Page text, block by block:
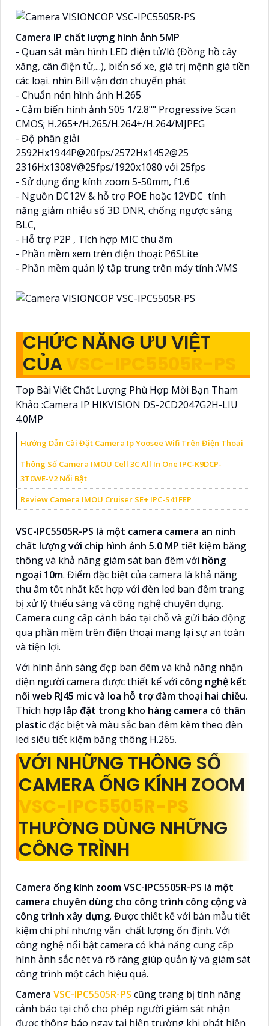
Camera IP chất lượng hình ảnh 5MP
- Quan sát màn hình LED điện tử/lô (Đồng hồ cây
xăng, cân điện tử,...), biển số xe, giá trị mệnh giá tiền
các loại. nhìn Bill vận đơn chuyển phát
- Chuẩn nén hình ảnh H.265
- Cảm biến hình ảnh S05 1/2.8"" Progressive Scan
CMOS; H.265+/H.265/H.264+/H.264/MJPEG
- Độ phân giải
2592Hx1944P@20fps/2572Hx1452@25
2316Hx1308V@25fps/1920x1080 với 25fps
- Sử dụng ống kính zoom 5-50mm, f1.6
- Nguồn DC12V & hỗ trợ POE hoặc 12VDC tính
năng giảm nhiễu số 3D DNR, chống ngược sáng
BLC,
- Hỗ trợ P2P , Tích hợp MIC thu âm
- Phần mềm xem trên điện thoại: P6SLite
- Phần mềm quản lý tập trung trên máy tính :VMS
CHỨC NĂNG ƯU VIỆT
CỦA
Top Bài Viết Chất Lượng Phù Hợp Mời Bạn Tham
Khảo :Camera IP HIKVISION DS-2CD2047G2H-LIU
4.0MP
Hướng Dẫn Cài Đặt Camera Ip Yoosee Wifi Trên Điện Thoại
Thông Số Camera IMOU Cell 3C All In One IPC-K9DCP-
3T0WE-V2 Nổi Bật
Review Camera IMOU Cruiser SE+ IPC-S41FEP
VSC-IPC5505R-PS là một camera camera an ninh
chất lượng với chip hình ảnh 5.0 MP tiết kiệm băng
thông và khả năng giám sát ban đêm với hồng
ngoại 10m. Điểm đặc biệt của camera là khả năng
thu âm tốt nhất kết hợp với đèn led ban đêm trang
bị xử lý thiếu sáng và công nghệ chuyên dụng.
Camera cung cấp cảnh báo tại chỗ và gửi báo động
qua phần mềm trên điện thoại mang lại sự an toàn
và tiện lợi.
Với hình ảnh sáng đẹp ban đêm và khả năng nhận
diện người camera được thiết kế với công nghệ kết
nối web RJ45 mic và loa hỗ trợ đàm thoại hai chiều.
Thích hợp lắp đặt trong kho hàng camera có thân
plastic đặc biệt và màu sắc ban đêm kèm theo đèn
led siêu tiết kiệm băng thông H.265.
VỚI NHỮNG THÔNG SỐ
CAMERA ỐNG KÍNH ZOOM
VSC-IPC5505R-PS
THƯỜNG DÙNG NHỮNG
CÔNG TRÌNH
Camera ống kính zoom VSC-IPC5505R-PS là một
camera chuyên dùng cho công trình công cộng và
công trình xây dựng. Được thiết kế với bản mẫu tiết
kiệm chi phí nhưng vẫn chất lượng ổn định. Với
công nghệ nổi bật camera có khả năng cung cấp
hình ảnh sắc nét và rõ ràng giúp quản lý và giám sát
công trình một cách hiệu quả.
Camera VSC-IPC5505R-PS cũng trang bị tính năng
cảnh báo tại chỗ cho phép người giám sát nhận
được thông báo ngay tại hiện trường khi phát hiện